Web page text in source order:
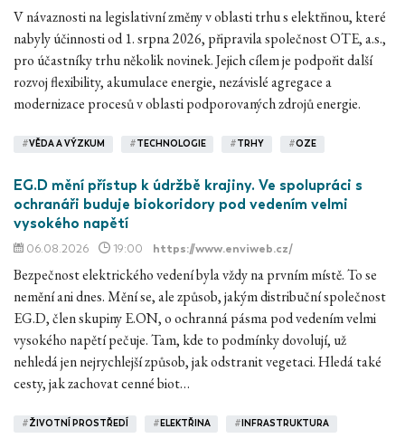
V návaznosti na legislativní změny v oblasti trhu s elektřinou, které
nabyly účinnosti od 1. srpna 2026, připravila společnost OTE, a.s.,
pro účastníky trhu několik novinek. Jejich cílem je podpořit další
rozvoj flexibility, akumulace energie, nezávislé agregace a
modernizace procesů v oblasti podporovaných zdrojů energie.
#VĚDA A VÝZKUM #TECHNOLOGIE #TRHY #OZE
EG.D mění přístup k údržbě krajiny. Ve spolupráci s
ochranáři buduje biokoridory pod vedením velmi
vysokého napětí
06.08.2026 19:00 https://www.enviweb.cz/
Bezpečnost elektrického vedení byla vždy na prvním místě. To se
nemění ani dnes. Mění se, ale způsob, jakým distribuční společnost
EG.D, člen skupiny E.ON, o ochranná pásma pod vedením velmi
vysokého napětí pečuje. Tam, kde to podmínky dovolují, už
nehledá jen nejrychlejší způsob, jak odstranit vegetaci. Hledá také
cesty, jak zachovat cenné biot…
#ŽIVOTNÍ PROSTŘEDÍ # ELEKTŘINA # INFRASTRUKTURA